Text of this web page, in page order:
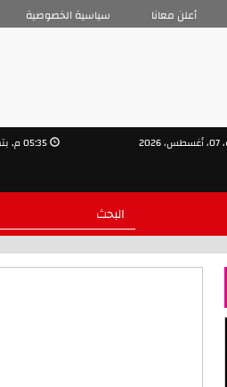
سياسية الخصوصية أعلن معانا